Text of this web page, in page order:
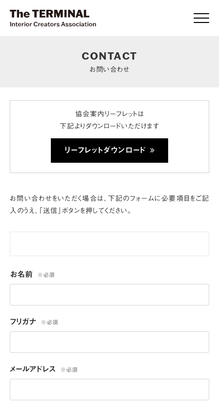
Click
CONTACT
お問い合わせ
協会案内リーフレットは
下記よりダウンロードいただけます
リーフレットダウンロード
お問い合わせをいただく場合は、 下記のフォームに必要項目をご記
入のうえ、「送信」ボタンを押してください。
お名前 ※必須
フリガナ ※必須
メールアドレス ※必須